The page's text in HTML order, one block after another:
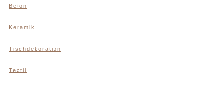
Beton
Keramik
Tischdekoration
Textil